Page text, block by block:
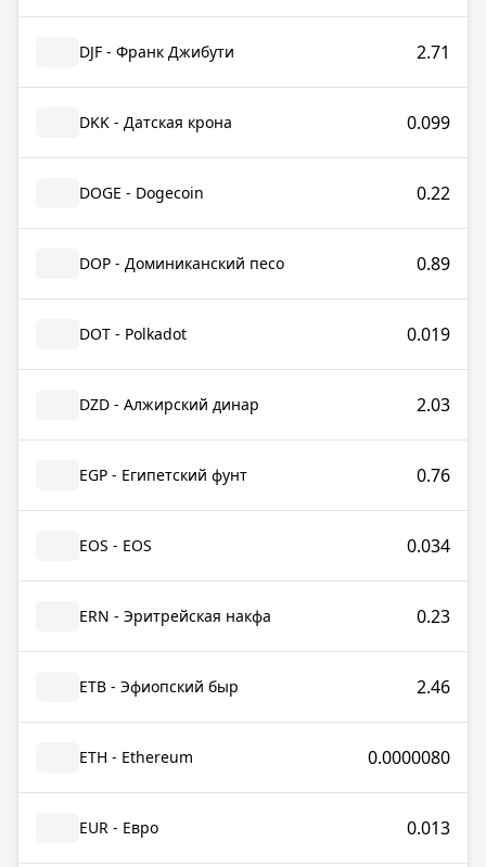
DJF - Франк Джибути 2.71
DKK - Датская крона 0.099
DOGE - Dogecoin 0.22
DOP - Доминиканский песо 0.89
DOT - Polkadot 0.019
DZD - Алжирский динар 2.03
EGP - Египетский фунт 0.76
EOS - EOS 0.034
ERN - Эритрейская накфа 0.23
ETB - Эфиопский быр 2.46
ETH - Ethereum 0.0000080
EUR - Евро 0.013